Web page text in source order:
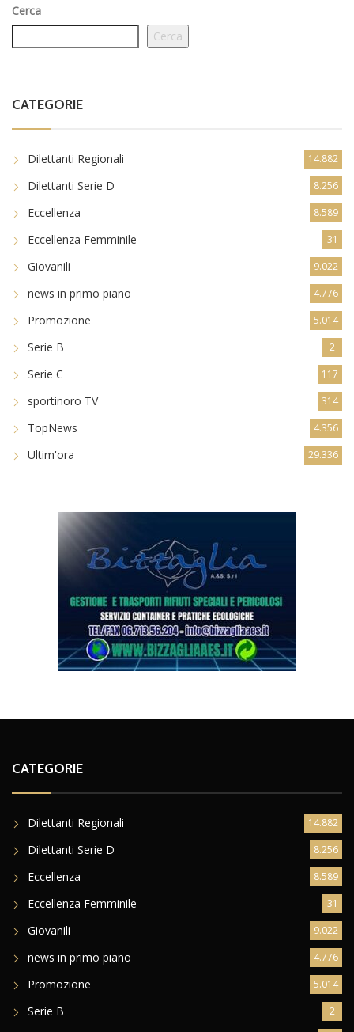
Cerca
Cerca
CATEGORIE
Dilettanti Regionali 14.882
Dilettanti Serie D 8.256
Eccellenza 8.589
Eccellenza Femminile 31
Giovanili 9.022
news in primo piano 4.776
Promozione 5.014
Serie B 2
Serie C 117
sportinoro TV 314
TopNews 4.356
Ultim'ora 29.336
CATEGORIE
Dilettanti Regionali 14.882
Dilettanti Serie D 8.256
Eccellenza 8.589
Eccellenza Femminile 31
Giovanili 9.022
news in primo piano 4.776
Promozione 5.014
Serie B 2